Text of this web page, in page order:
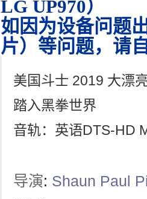
LG UP970）
如因为设备问题
片）等问题，请
美国斗士 2019 大漂
踏入黑拳世界
音轨：英语DTS-HD
导演: Shaun Paul